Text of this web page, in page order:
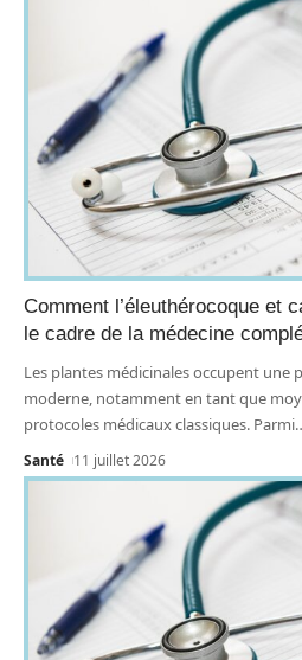
Comment l’éleuthérocoque et
le cadre de la médecine
Les plantes médicinales occupent une
moderne, notamment en tant que
protocoles médicaux classiques. Parmi
Santé 11 juillet 2026